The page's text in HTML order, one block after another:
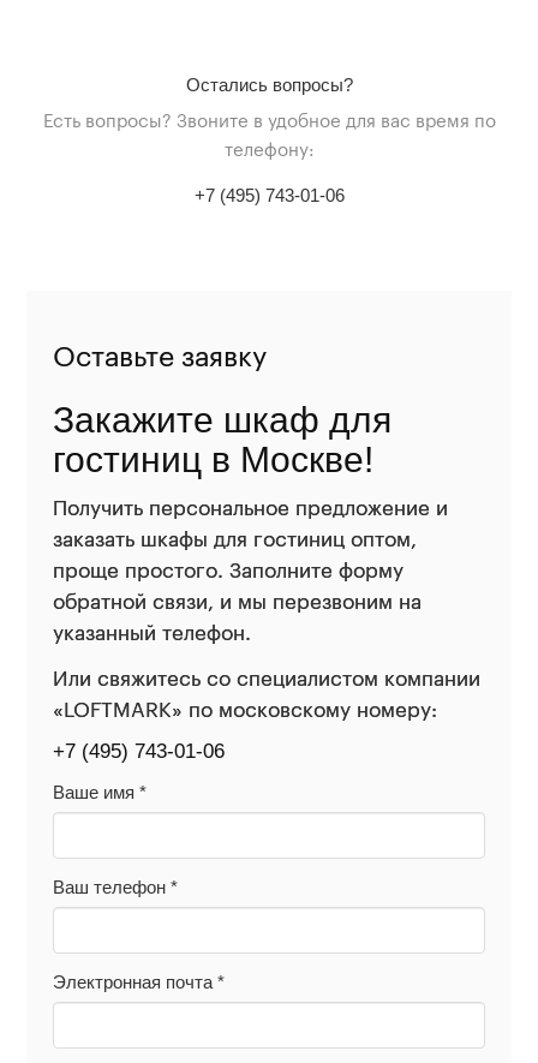
Остались вопросы?
Есть вопросы? Звоните в удобное для вас время по
телефону:
+7 (495) 743-01-06
Оставьте заявку
Закажите шкаф для
гостиниц в Москве!
Получить персональное предложение и
заказать шкафы для гостиниц оптом,
проще простого. Заполните форму
обратной связи, и мы перезвоним на
указанный телефон.
Или свяжитесь со специалистом компании
«LOFTMARK» по московскому номеру:
+7 (495) 743-01-06
Ваше имя *
Ваш телефон *
Электронная почта *